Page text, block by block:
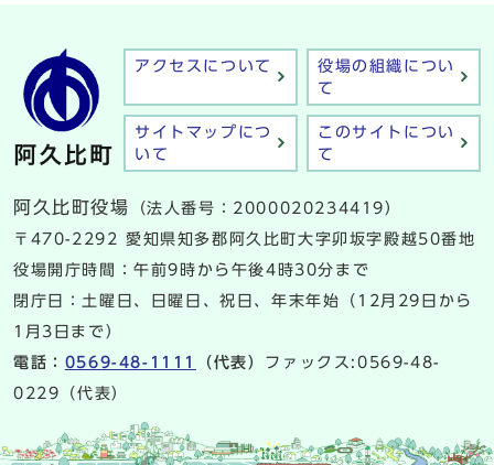
アクセスについて
役場の組織につい
て
サイトマップにつ
いて
このサイトについ
て
阿久比町役場
（法人番号：2000020234419）
〒470-2292 愛知県知多郡阿久比町大字卯坂字殿越50番地
役場開庁時間：午前9時から午後4時30分まで
閉庁日：土曜日、日曜日、祝日、年末年始（12月29日から
1月3日まで）
電話： 0569-48-1111 （代表） ファックス:0569-48-
0229（代表）